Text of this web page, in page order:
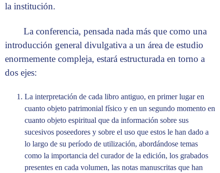
la institución.
La conferencia, pensada nada más que como una
introducción general divulgativa a un área de estudio
enormemente compleja, estará estructurada en torno a
dos ejes:
La interpretación de cada libro antiguo, en primer lugar en
cuanto objeto patrimonial físico y en un segundo momento en
cuanto objeto espiritual que da información sobre sus
sucesivos poseedores y sobre el uso que estos le han dado a
lo largo de su período de utilización, abordándose temas
como la importancia del curador de la edición, los grabados
presentes en cada volumen, las notas manuscritas que han